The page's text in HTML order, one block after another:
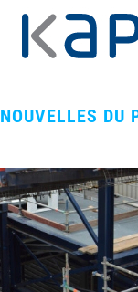
NOUVELLES DU